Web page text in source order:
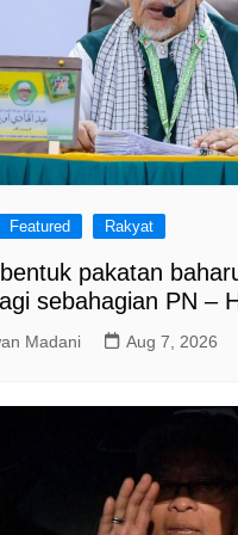
Featured Rakyat
pakatan
sebahagian PN –
Madani Aug 7, 2026